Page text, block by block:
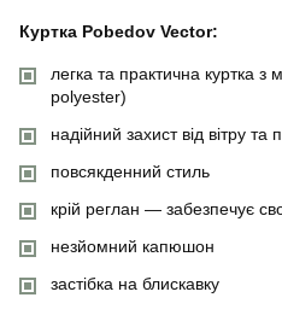
Куртка Pobedov Vector:
легка та практична куртка з
polyester)
надійний захист від вітру та
повсякденний стиль
крій реглан — забезпечує
незйомний капюшон
застібка на блискавку